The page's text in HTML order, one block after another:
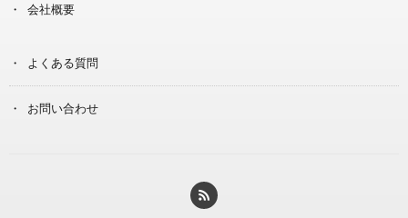
会社概要
よくある質問
お問い合わせ